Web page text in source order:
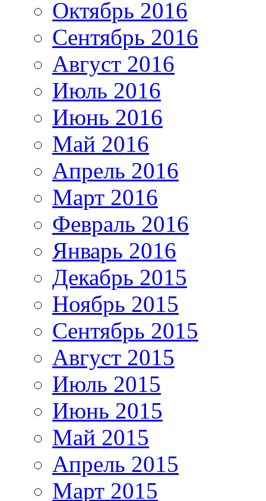
Октябрь 2016
Сентябрь 2016
Август 2016
Июль 2016
Июнь 2016
Май 2016
Апрель 2016
Март 2016
Февраль 2016
Январь 2016
Декабрь 2015
Ноябрь 2015
Сентябрь 2015
Август 2015
Июль 2015
Июнь 2015
Май 2015
Апрель 2015
Март 2015